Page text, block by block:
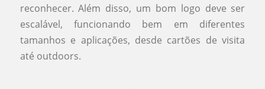
reconhecer. Além disso, um bom logo deve ser
escalável, funcionando bem em diferentes
tamanhos e aplicações, desde cartões de visita
até outdoors.